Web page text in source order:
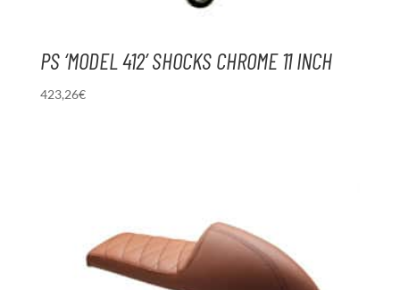
PS ‘MODEL 412’ SHOCKS CHROME 11 INCH
423,26€